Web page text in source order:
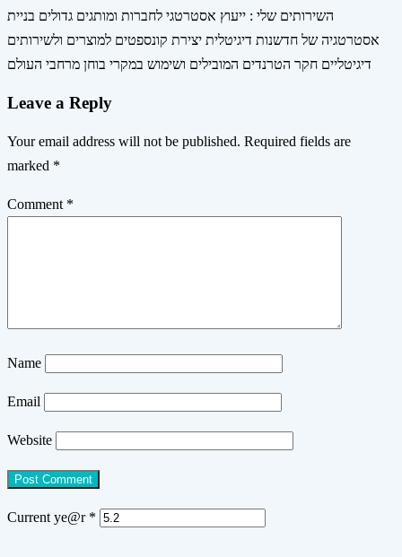
השירותים שלי : ייעוץ אסטרטגי לחברות ומותגים גדולים בניית
אסטרטגיה של חדשנות דיגיטלית יצירת קונספטים למוצרים ולשירותים
דיגיטליים חקר הטרנדים המובילים ושימוש במקרי בוחן מרחבי העולם
Leave a Reply
Your email address will not be published. Required fields are
marked *
Comment *
Name
Email
Website
Current ye@r *